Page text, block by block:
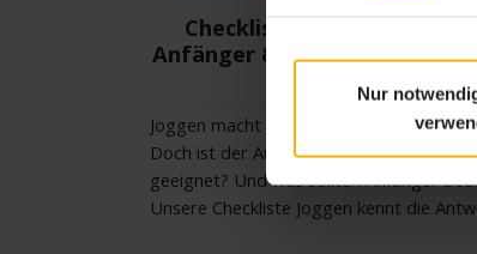
Nur
Checkliste Joggen: Das
Anfänger & fortgeschrittene
wissen
Joggen macht Spaß und hält fit, keine
Doch ist der Ausdauersport wirklich für
geeignet? Und was sollten Anfänger
Unsere Checkliste Joggen kennt die